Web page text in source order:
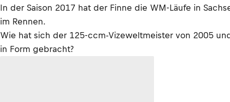
In der Saison 2017 hat der Finne die WM-Läufe in
im Rennen.
Wie hat sich der 125-ccm-Vizeweltmeister von 2005
in Form gebracht?